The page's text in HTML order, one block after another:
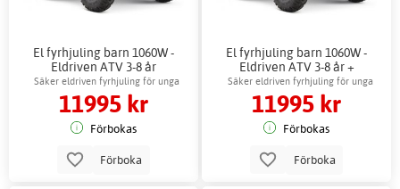
El fyrhjuling barn 1060W -
Eldriven ATV 3-8 år
Säker eldriven fyrhjuling för unga
förare
11995 kr
Förbokas
Förboka
El fyrhjuling barn 1060W -
Eldriven ATV 3-8 år +
Reflexsele
Säker eldriven fyrhjuling för unga
förare
11995 kr
Förbokas
Förboka